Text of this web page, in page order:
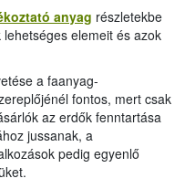
anyag részletekbe
elemeit és azok
a faanyag-
fontos, mert csak
az erdők fenntartása
jussanak, a
pedig egyenlő